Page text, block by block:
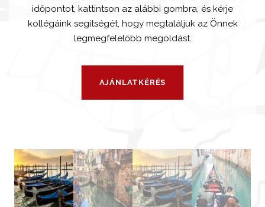
időpontot, kattintson az alábbi gombra, és kérje
kollégáink segítségét, hogy megtaláljuk az Önnek
legmegfelelőbb megoldást.